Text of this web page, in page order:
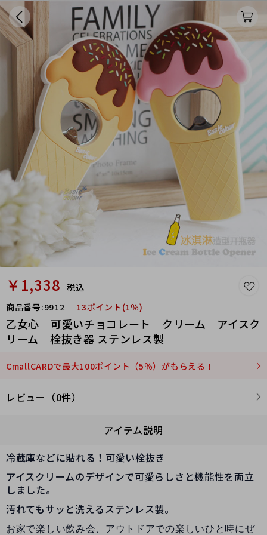
￥1,338 税込
商品番号:9912 13ポイント(1％)
乙女心 可愛いチョコレート クリーム アイスク
リーム 栓抜き器 ステンレス製
CmallCARDで最大100ポイント（5％）がもらえる！
レビュー（0件）
アイテム説明
冷蔵庫などに貼れる！可愛い栓抜き
アイスクリームのデザインで可愛らしさと機能性を両立
しました。
汚れてもサッと洗えるステンレス製。
お家で楽しい飲み会、アウトドアでの楽しいひと時にぜ